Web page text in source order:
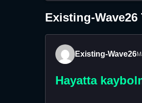
Existing-Wave26
Existing-Wave26
Hayatta